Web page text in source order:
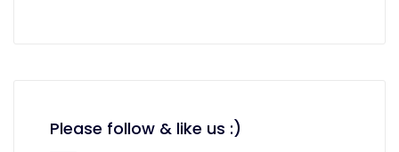
Please follow & like us :)